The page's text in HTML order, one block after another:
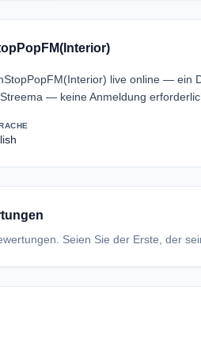
live online — ein
— keine Anmeldung
Seien Sie der Erste, der